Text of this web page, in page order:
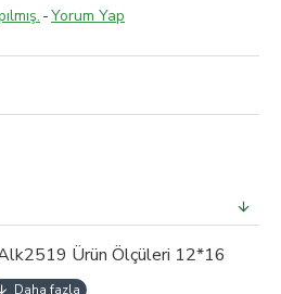
-Yorum Yap
Ürün Ölçüleri 12*16